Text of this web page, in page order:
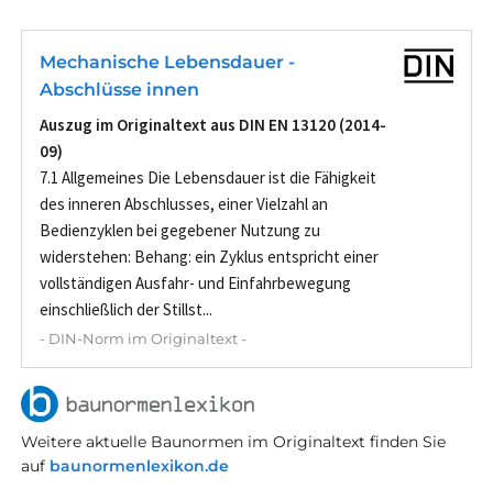
Mechanische Lebensdauer -
Abschlüsse innen
Auszug im Originaltext aus DIN EN 13120 (2014-
09)
7.1 Allgemeines Die Lebensdauer ist die Fähigkeit
des inneren Abschlusses, einer Vielzahl an
Bedienzyklen bei gegebener Nutzung zu
widerstehen: Behang: ein Zyklus entspricht einer
vollständigen Ausfahr- und Einfahrbewegung
einschließlich der Stillst...
- DIN-Norm im Originaltext -
Weitere aktuelle Baunormen im Originaltext finden Sie
auf baunormenlexikon.de